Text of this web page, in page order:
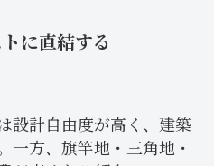
に直結する
設計自由度が高く、建築
一方、旗竿地・三角地・